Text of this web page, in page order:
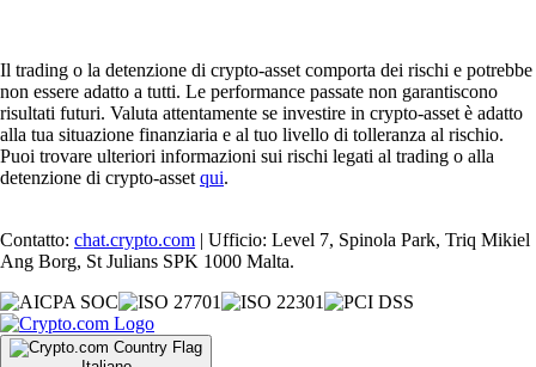
Il trading o la detenzione di crypto-asset comporta dei rischi e potrebbe
non essere adatto a tutti. Le performance passate non garantiscono
risultati futuri. Valuta attentamente se investire in crypto-asset è adatto
alla tua situazione finanziaria e al tuo livello di tolleranza al rischio.
Puoi trovare ulteriori informazioni sui rischi legati al trading o alla
detenzione di crypto-asset qui.
Contatto: chat.crypto.com | Ufficio: Level 7, Spinola Park, Triq Mikiel
Ang Borg, St Julians SPK 1000 Malta.